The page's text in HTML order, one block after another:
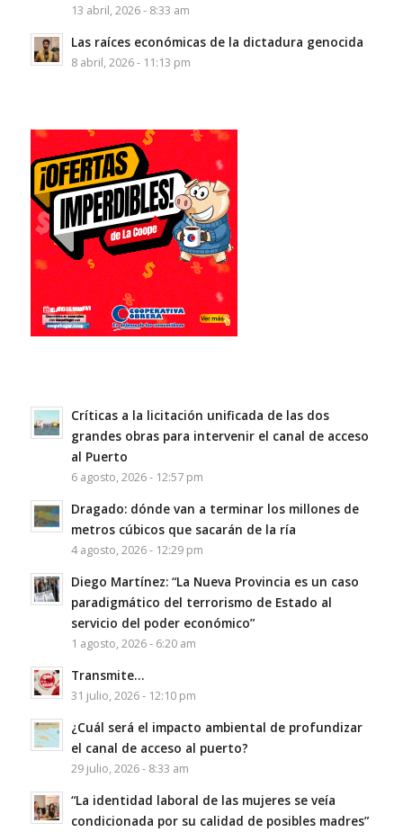
13 abril, 2026 - 8:33 am
Las raíces económicas de la dictadura genocida
8 abril, 2026 - 11:13 pm
Críticas a la licitación unificada de las dos
grandes obras para intervenir el canal de acceso
al Puerto
6 agosto, 2026 - 12:57 pm
Dragado: dónde van a terminar los millones de
metros cúbicos que sacarán de la ría
4 agosto, 2026 - 12:29 pm
Diego Martínez: “La Nueva Provincia es un caso
paradigmático del terrorismo de Estado al
servicio del poder económico”
1 agosto, 2026 - 6:20 am
Transmite…
31 julio, 2026 - 12:10 pm
¿Cuál será el impacto ambiental de profundizar
el canal de acceso al puerto?
29 julio, 2026 - 8:33 am
“La identidad laboral de las mujeres se veía
condicionada por su calidad de posibles madres”